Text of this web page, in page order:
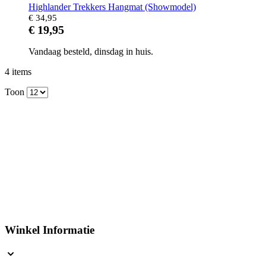
Highlander Trekkers Hangmat (Showmodel)
€ 34,95
€ 19,95
Vandaag besteld, dinsdag in huis.
4 items
Toon
Winkel Informatie